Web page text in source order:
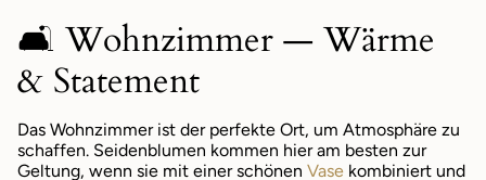
🛋️ Wohnzimmer — Wärme
& Statement
Das Wohnzimmer ist der perfekte Ort, um Atmosphäre zu
schaffen. Seidenblumen kommen hier am besten zur
Geltung, wenn sie mit einer schönen Vase kombiniert und